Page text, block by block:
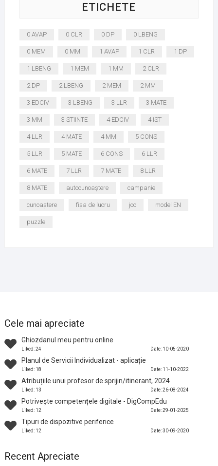
ETICHETE
0 AVAP 0 CLR 0 DP 0 LBENG
0 MEM 0 MM 1 AVAP 1 CLR 1 DP
1 LBENG 1 MEM 1 MM 2 CLR
2 DP 2 LBENG 2 MEM 2 MM
3 EDCIV 3 LBENG 3 LLR 3 MATE
3 MM 3 STIINTE 4 EDCIV 4 IST
4 LLR 4 MATE 4 MM 5 CONS
5 LLR 5 MATE 6 CONS 6 LLR
6 MATE 7 LLR 7 MATE 8 LLR
8 MATE autocunoaștere campanie
cunoaștere fișa de lucru joc model EN
puzzle
Cele mai apreciate
Ghiozdanul meu pentru online
Liked: 24 Date: 10-05-2020
Planul de Servicii Individualizat - aplicație
Liked: 18 Date: 11-10-2022
Atribuțiile unui profesor de sprijin/itinerant, 2024
Liked: 13 Date: 26-08-2024
Potrivește competențele digitale - DigCompEdu
Liked: 12 Date: 29-01-2025
Tipuri de dispozitive periferice
Liked: 12 Date: 30-09-2020
Recent Apreciate